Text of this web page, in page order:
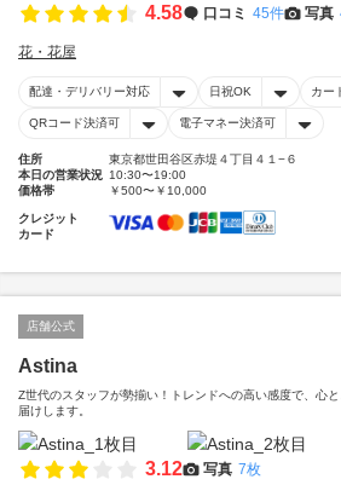
4.58 口コミ 45件 写真
花・花屋
配達・デリバリー対応 日祝OK カー
QRコード決済可 電子マネー決済可
住所
東京都世田谷区赤堤４丁目４１−６
本日の営業状況 10:30〜19:00
価格帯
￥500〜￥10,000
クレジット
カード
店舗公式
Astina
Z世代のスタッフが勢揃い！トレンドへの高い感度で、心
届けします。
3.12 写真 7枚